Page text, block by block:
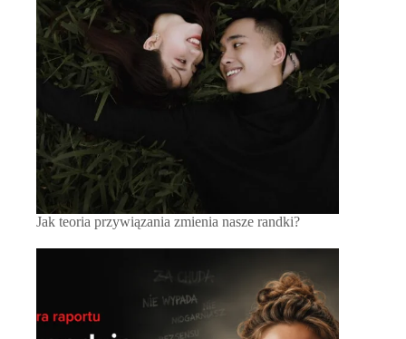
Jak teoria przywiązania zmienia nasze randki?